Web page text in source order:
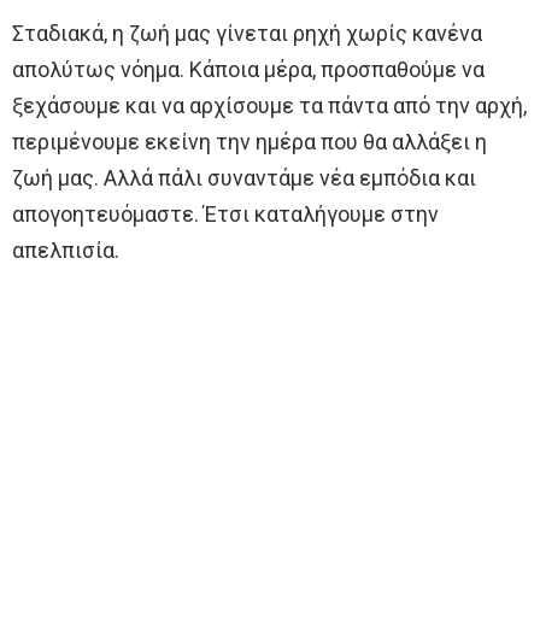
Σταδιακά, η ζωή μας γίνεται ρηχή χωρίς κανένα
απολύτως νόημα. Κάποια μέρα, προσπαθούμε να
ξεχάσουμε και να αρχίσουμε τα πάντα από την αρχή,
περιμένουμε εκείνη την ημέρα που θα αλλάξει η
ζωή μας. Αλλά πάλι συναντάμε νέα εμπόδια και
απογοητευόμαστε. Έτσι καταλήγουμε στην
απελπισία.